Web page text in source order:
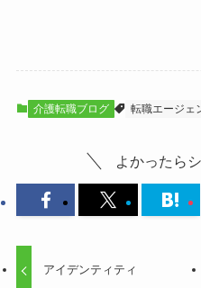
介護転職ブログ 転職エージェ
よかったら
アイデンティティ